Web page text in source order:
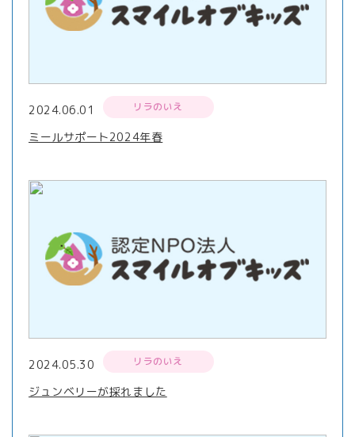
2024.06.01 リラのいえ
ミールサポート2024年春
2024.05.30 リラのいえ
ジュンベリーが採れました